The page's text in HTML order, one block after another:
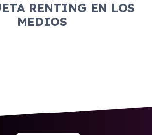
RENTING EN LOS
MEDIOS